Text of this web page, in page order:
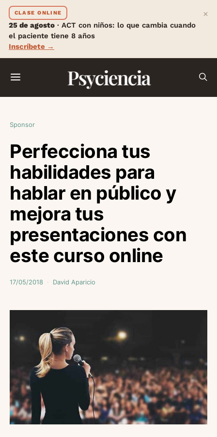
CLASE ONLINE
25 de agosto · ACT con niños: lo que cambia cuando
el paciente tiene 8 años
Inscríbete →
×
Psyciencia
Sponsor
Perfecciona tus
habilidades para
hablar en público y
mejora tus
presentaciones con
este curso online
17/05/2018 David Aparicio